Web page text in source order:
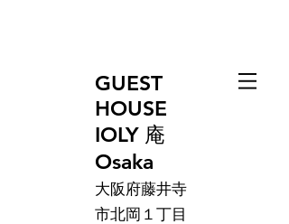
GUEST
HOUSE
IOLY 庵
Osaka
大阪府藤井寺
市北岡１丁目